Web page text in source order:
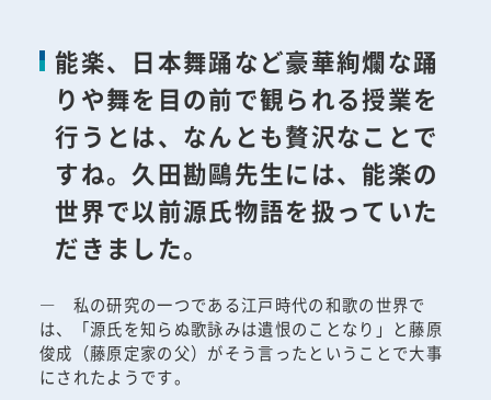
能楽、日本舞踊など豪華絢爛な踊
りや舞を目の前で観られる授業を
行うとは、なんとも贅沢なことで
すね。久田勘鷗先生には、能楽の
世界で以前源氏物語を扱っていた
だきました。
― 私の研究の一つである江戸時代の和歌の世界で
は、「源氏を知らぬ歌詠みは遺恨のことなり」と藤原
俊成（藤原定家の父）がそう言ったということで大事
にされたようです。